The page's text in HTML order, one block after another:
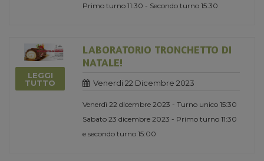
Primo turno 11:30 - Secondo turno 15:30
LEGGI
TUTTO
LABORATORIO TRONCHETTO DI
NATALE!
Venerdi 22 Dicembre 2023
Venerdì 22 dicembre 2023 - Turno unico 15:30
Sabato 23 dicembre 2023 - Primo turno 11:30
e secondo turno 15:00